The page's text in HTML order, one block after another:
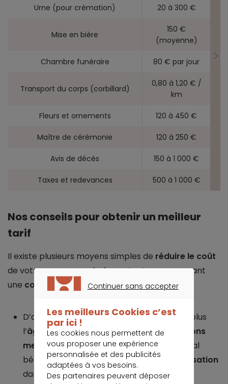
Urne (pour crémation) 20 à 300 €
Mise en bière
150 €
(moyenne)
Chambre funéraire 80 € par jour
Transport du corps (corbillard)
0,80 à 1,20 € /
km
Fleurs et ornements 120 à 450 €
Maître de cérémonie 120 à 250 €
Avis de décès 150 à 1 000 €
Taxes et redevances 500 à 1 000 €
Nos conseils pour obtenir un meilleur
tarif
Il existe plusieurs moyens simples de réduire le coût
de votre assurance obsèques tout en conservant
une couverture adaptéeà vos besoins.
D’abord,souscrivez le plus tôt possible
: plus
l’âge d’adhésion est bas, plus lescotisations
mensuellessont avantageuses, et le capital
bénéficie souvent d’une meilleurerevalorisation
dans le temps.
Continuer sans accepter
Les meilleurs Cookies c’est
par ici !
Les cookies nous permettent de
vous proposer une expérience
personnalisée et des publicités
adaptées à vos besoins.
Des partenaires peuvent déposer